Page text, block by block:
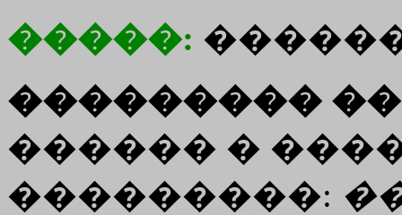
�����:
���������
������ �
���������: